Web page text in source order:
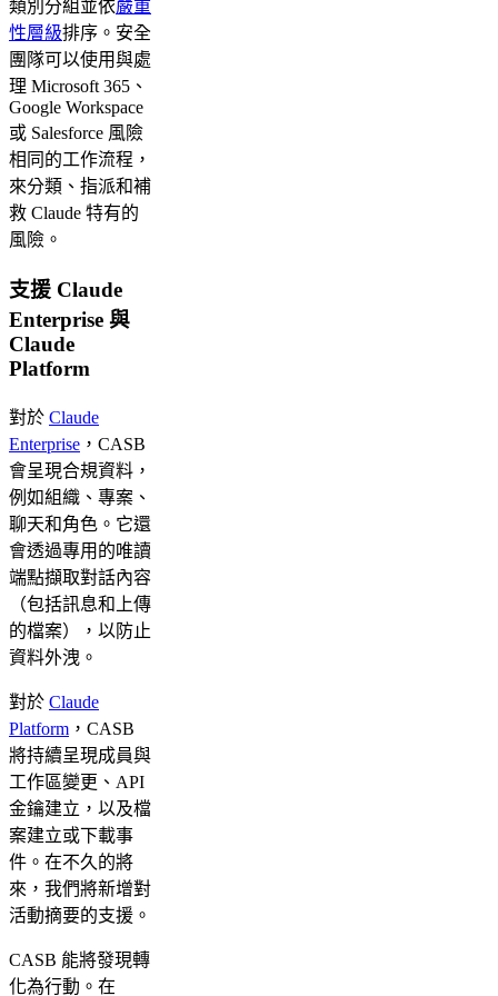
類別分組並依嚴重
性層級排序。安全
團隊可以使用與處
理 Microsoft 365、
Google Workspace
或 Salesforce 風險
相同的工作流程，
來分類、指派和補
救 Claude 特有的
風險。
支援 Claude
Enterprise 與
Claude
Platform
對於 Claude
Enterprise ，CASB
會呈現合規資料，
例如組織、專案、
聊天和角色。它還
會透過專用的唯讀
端點擷取對話內容
（包括訊息和上傳
的檔案），以防止
資料外洩。
對於 Claude
Platform ，CASB
將持續呈現成員與
工作區變更、API
金鑰建立，以及檔
案建立或下載事
件。在不久的將
來，我們將新增對
活動摘要的支援。
CASB 能將發現轉
化為行動。在